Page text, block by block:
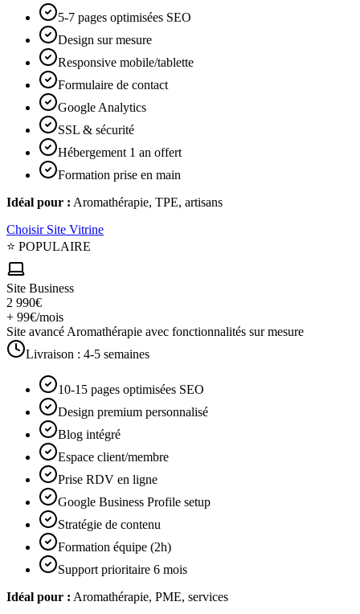
5-7 pages optimisées SEO
Design sur mesure
Responsive mobile/tablette
Formulaire de contact
Google Analytics
SSL & sécurité
Hébergement 1 an offert
Formation prise en main
Idéal pour : Aromathérapie, TPE, artisans
Choisir Site Vitrine
⭐ POPULAIRE
Site Business
2 990€
+ 99€/mois
Site avancé Aromathérapie avec fonctionnalités sur mesure
Livraison : 4-5 semaines
10-15 pages optimisées SEO
Design premium personnalisé
Blog intégré
Espace client/membre
Prise RDV en ligne
Google Business Profile setup
Stratégie de contenu
Formation équipe (2h)
Support prioritaire 6 mois
Idéal pour : Aromathérapie, PME, services